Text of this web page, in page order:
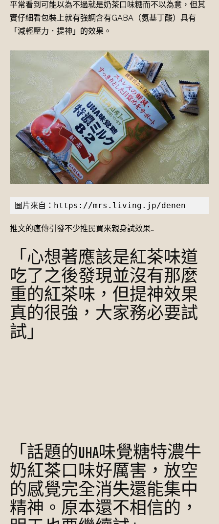
平常看到可能以為不過就是奶茶口味糖而不以為意，但其
實仔細看包裝上就有強調含有GABA（氨基丁酸）具有
「減輕壓力．提神」的效果。
圖片來自：https://mrs.living.jp/denen
推文的瘋傳引發不少推民買來親身試效果…
「心想著應該是紅茶味道
吃了之後發現並沒有那麼
重的紅茶味，但提神效果
真的很強，大家務必要試
試」
「話題的UHA味覺糖特濃牛
奶紅茶口味好厲害，放空
的感覺完全消失還能集中
精神。原本還不相信的，